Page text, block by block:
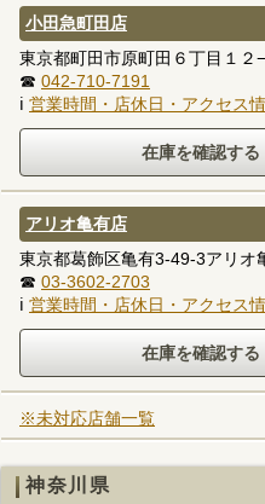
小田急町田店
東京都町田市原町田６丁目１２
☎ 042-710-7191
ℹ 営業時間・店休日・アクセス
アリオ亀有店
東京都葛飾区亀有3-49-3アリオ
☎ 03-3602-2703
ℹ 営業時間・店休日・アクセス
※未対応店舗一覧
神奈川県